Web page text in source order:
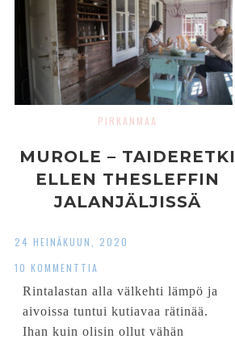
PIRKANMAA
MUROLE – TAIDERETKI
ELLEN THESLEFFIN
JALANJÄLJISSÄ
24 HEINÄKUUN, 2020
10 KOMMENTTIA
Rintalastan alla välkehti lämpö ja
aivoissa tuntui kutiavaa rätinää.
Ihan kuin olisin ollut vähän